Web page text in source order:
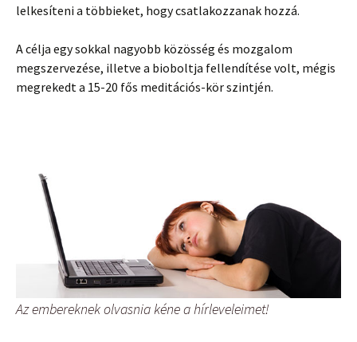
lelkesíteni a többieket, hogy csatlakozzanak hozzá.
A célja egy sokkal nagyobb közösség és mozgalom
megszervezése, illetve a bioboltja fellendítése volt, mégis
megrekedt a 15-20 fős meditációs-kör szintjén.
Az embereknek olvasnia kéne a hírleveleimet!